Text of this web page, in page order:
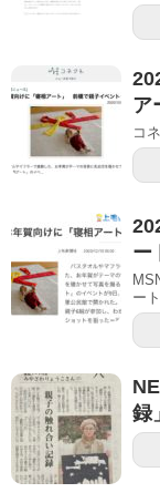
ア
コ
ー
ー
録